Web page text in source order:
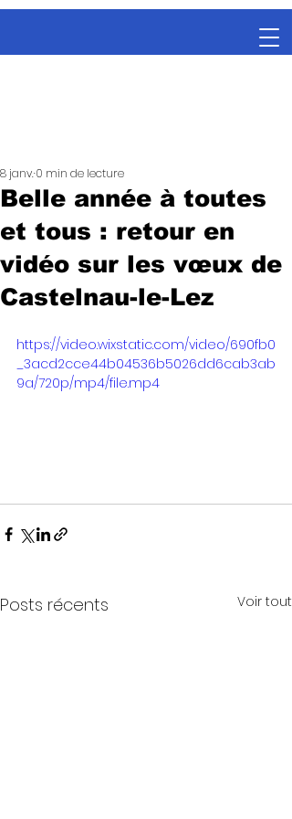
Belle année à toutes
et tous : retour en
vidéo sur les vœux de
Castelnau-le-Lez
8 janv.0 min de lecture
https://video.wixstatic.com/video/690fb0
_3acd2cce44b04536b5026dd6cab3ab
9a/720p/mp4/file.mp4
Posts récents Voir tout